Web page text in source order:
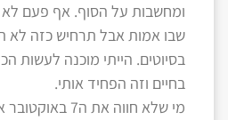
ומחשבות על הסוף. אף פעם לא
שבו אמות אבל תרחיש כזה לא
בסיוטים. הייתי מוכנה לעשות
בחיים וזה הפחיד אותי.
מי שלא חווה את